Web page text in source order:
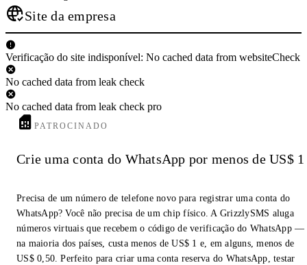
Site da empresa
Verificação do site indisponível: No cached data from websiteCheck
No cached data from leak check
No cached data from leak check pro
PATROCINADO
Crie uma conta do WhatsApp por menos de US$ 1
Precisa de um número de telefone novo para registrar uma conta do
WhatsApp? Você não precisa de um chip físico. A GrizzlySMS aluga
números virtuais que recebem o código de verificação do WhatsApp —
na maioria dos países, custa menos de US$ 1 e, em alguns, menos de
US$ 0,50. Perfeito para criar uma conta reserva do WhatsApp, testar